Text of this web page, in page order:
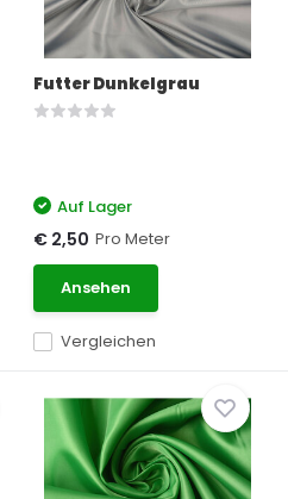
Futter Dunkelgrau
Vergleichen
Auf Lager
€ 2,50 Pro Meter
Ansehen